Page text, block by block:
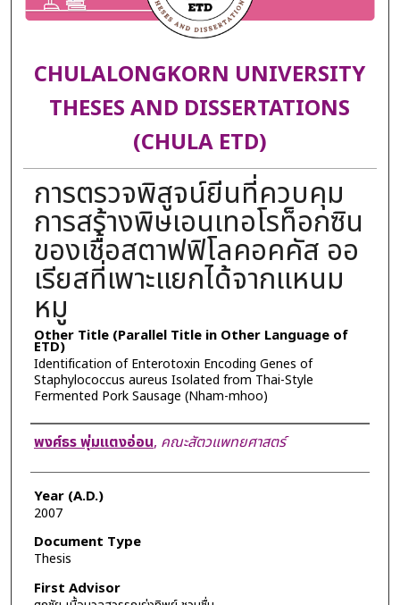
CHULALONGKORN UNIVERSITY
THESES AND DISSERTATIONS
(CHULA ETD)
การตรวจพิสูจน์ยีนที่ควบคุม
การสร้างพิษเอนเทอโรท็อกซิน
ของเชื้อสตาฟฟิโลคอคคัส ออ
เรียสที่เพาะแยกได้จากแหนม
หมู
Other Title (Parallel Title in Other Language of
ETD)
Identification of Enterotoxin Encoding Genes of
Staphylococcus aureus Isolated from Thai-Style
Fermented Pork Sausage (Nham-mhoo)
Author
พงศ์ธร พุ่มแตงอ่อน, คณะสัตวแพทยศาสตร์
Year (A.D.)
2007
Document Type
Thesis
First Advisor